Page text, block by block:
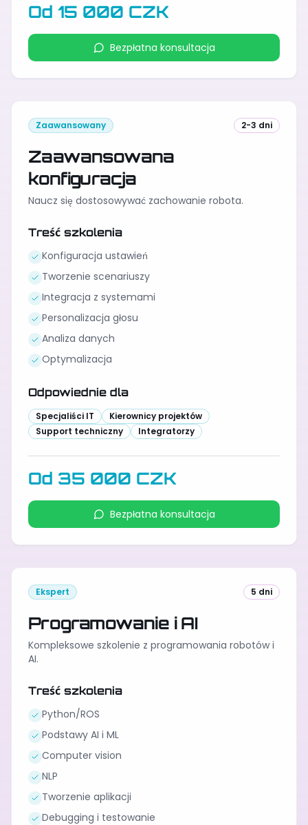
Od 15 000 CZK
Bezpłatna konsultacja
Zaawansowany 2-3 dni
Zaawansowana
konfiguracja
Naucz się dostosowywać zachowanie robota.
Treść szkolenia
Konfiguracja ustawień
Tworzenie scenariuszy
Integracja z systemami
Personalizacja głosu
Analiza danych
Optymalizacja
Odpowiednie dla
Specjaliści IT
Kierownicy projektów
Support techniczny
Integratorzy
Od 35 000 CZK
Bezpłatna konsultacja
Ekspert 5 dni
Programowanie i AI
Kompleksowe szkolenie z programowania robotów i
AI.
Treść szkolenia
Python/ROS
Podstawy AI i ML
Computer vision
NLP
Tworzenie aplikacji
Debugging i testowanie